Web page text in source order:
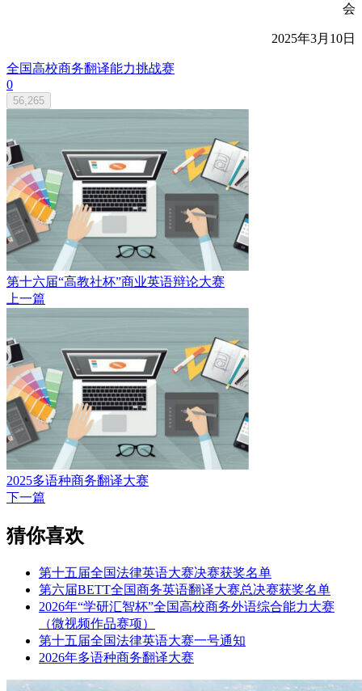
会
2025年3月10日
全国高校商务翻译能力挑战赛
0
56,265
第十六届“高教社杯”商业英语辩论大赛
上一篇
2025多语种商务翻译大赛
下一篇
猜你喜欢
第十五届全国法律英语大赛决赛获奖名单
第六届BETT全国商务英语翻译大赛总决赛获奖名单
2026年“学研汇智杯”全国高校商务外语综合能力大赛
（微视频作品赛项）
第十五届全国法律英语大赛一号通知
2026年多语种商务翻译大赛